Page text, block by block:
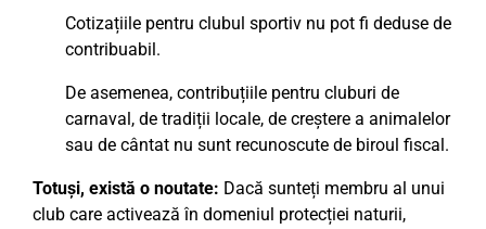
Cotizațiile pentru clubul sportiv nu pot fi deduse de
contribuabil.
De asemenea, contribuțiile pentru cluburi de
carnaval, de tradiții locale, de creștere a animalelor
sau de cântat nu sunt recunoscute de biroul fiscal.
Totuși, există o noutate: Dacă sunteți membru al unui
club care activează în domeniul protecției naturii,